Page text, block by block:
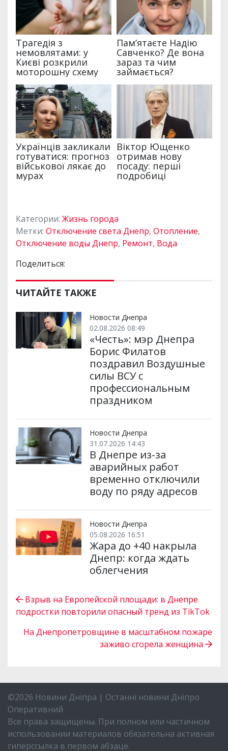
Категории: Жизнь города
Метки: Отключение света Днепр, Отопление,
Отключение воды Днепр, Ремонт, Вода
Поделиться:
ЧИТАЙТЕ ТАКЖЕ
Новости Днепра
02.08.2026 08:49
«Честь»: мэр Днепра
Борис Филатов
поздравил Воздушные
силы ВСУ с
профессиональным
праздником
Новости Днепра
31.07.2026 14:43
В Днепре из-за
аварийных работ
временно отключили
воду по ряду адресов
Новости Днепра
05.08.2026 16:51
Жара до +40 накрыла
Днепр: когда ждать
облегчения
Взрыв на Европейской площади: в Днепре
подростки повторили опасный тренд из TikTok
На Днепропетровщине в масштабном пожаре
заживо сгорела женщина
©2026 Новини Дніпра | Останні новини Дніпро
Оперативний
Все права защищены. При полном или частичном
использовании материалов обязательна активная
гиперссылка в первом абзаце.